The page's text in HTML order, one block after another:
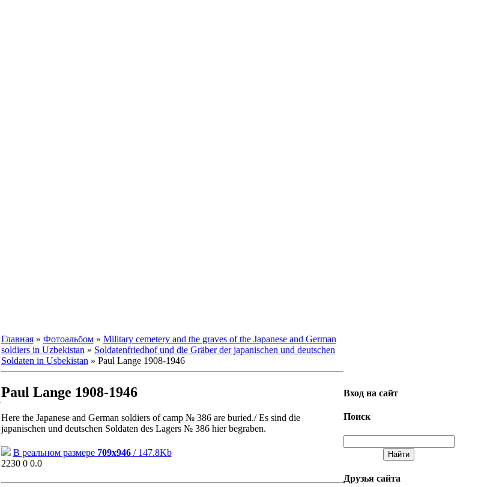
Главная» Фотоальбом» Military cemetery and the graves of the Japanese and German
soldiers in Uzbekistan » Soldatenfriedhof und die Gräber der japanischen und deutschen
Soldaten in Usbekistan » Paul Lange 1908-1946
Paul Lange 1908-1946
Here the Japanese and German soldiers of camp № 386 are buried./ Es sind die
japanischen und deutschen Soldaten des Lagers № 386 hier begraben.
В реальном размере 709x946/ 147.8Kb
2230 0 0.0
Вход на сайт
Поиск
Друзья сайта